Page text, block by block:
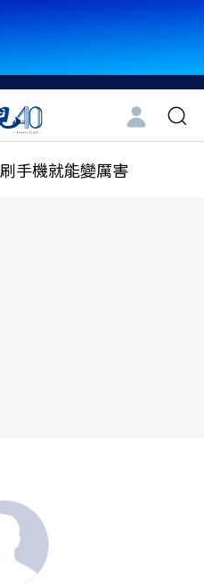
刷手機就能變厲害